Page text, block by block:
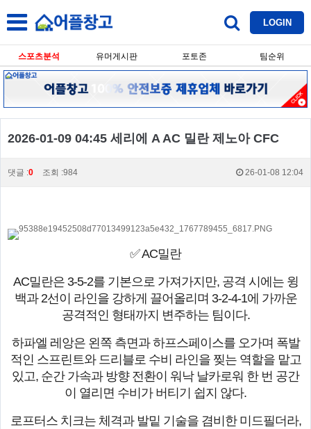
LOGIN
스포츠분석 유머게시판 포토존 팀순위
2026-01-09 04:45 세리에 A AC 밀란 제노아 CFC
댓글 :0 조회 :984 26-01-08 12:04
✅ AC밀란
AC밀란은 3-5-2를 기본으로 가져가지만, 공격 시에는 윙
백과 2선이 라인을 강하게 끌어올리며 3-2-4-1에 가까운
공격적인 형태까지 변주하는 팀이다.
하파엘 레앙은 왼쪽 측면과 하프스페이스를 오가며 폭발
적인 스프린트와 드리블로 수비 라인을 찢는 역할을 맡고
있고, 순간 가속과 방향 전환이 워낙 날카로워 한 번 공간
이 열리면 수비가 버티기 쉽지 않다.
로프터스 치크는 체격과 발밑 기술을 겸비한 미드필더라,